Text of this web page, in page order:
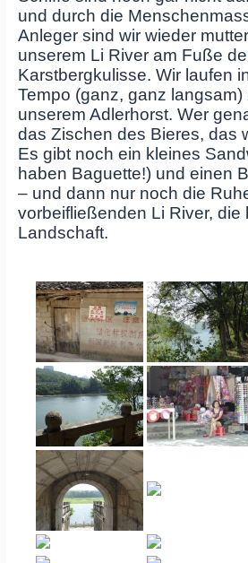
und durch die
Anleger sind wir wieder
unserem Li River am Fuße
Karstbergkulisse. Wir laufen
Tempo (ganz, ganz langsam)
unserem Adlerhorst. Wer
das Zischen des Bieres, das
Es gibt noch ein kleines
haben Baguette!) und einen
– und dann nur noch die
vorbeifließenden Li River, die
Landschaft.